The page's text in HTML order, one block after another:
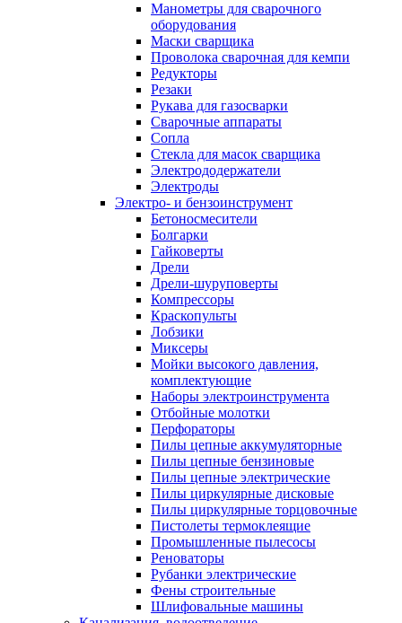
Манометры для сварочного
оборудования
Маски сварщика
Проволока сварочная для кемпи
Редукторы
Резаки
Рукава для газосварки
Сварочные аппараты
Сопла
Стекла для масок сварщика
Электрододержатели
Электроды
Электро- и бензоинструмент
Бетоносмесители
Болгарки
Гайковерты
Дрели
Дрели-шуруповерты
Компрессоры
Краскопульты
Лобзики
Миксеры
Мойки высокого давления,
комплектующие
Наборы электроинструмента
Отбойные молотки
Перфораторы
Пилы цепные аккумуляторные
Пилы цепные бензиновые
Пилы цепные электрические
Пилы циркулярные дисковые
Пилы циркулярные торцовочные
Пистолеты термоклеящие
Промышленные пылесосы
Реноваторы
Рубанки электрические
Фены строительные
Шлифовальные машины